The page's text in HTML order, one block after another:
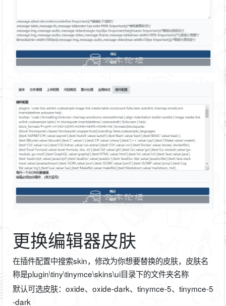
更换编辑器皮肤
在插件配置中搜索skin，修改为你想要替换的皮肤，皮肤名
称是plugin\tiny\tinymce\skins\ui目录下的文件夹名称
默认可选皮肤：oxide、oxide-dark、tinymce-5、tinymce-5
-dark